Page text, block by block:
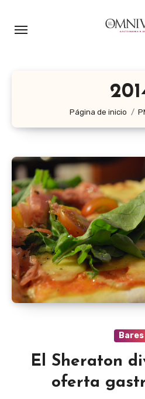
Página de inicio
Bares
El Sheraton
oferta